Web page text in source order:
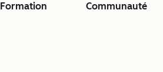
Formation Communauté